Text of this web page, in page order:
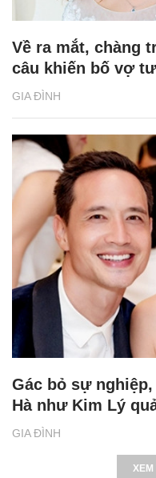
GIA ĐÌNH
Về ra mắt, chàng
câu khiến bố vợ
GIA ĐÌNH
Gác bỏ sự
Hà như Kim Lý